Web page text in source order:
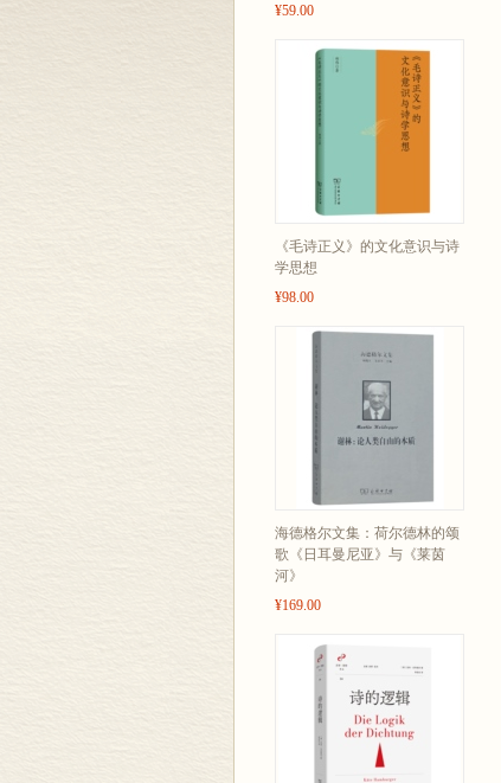
¥59.00
《毛诗正义》的文化意识与诗
学思想
¥98.00
海德格尔文集：荷尔德林的颂
歌《日耳曼尼亚》与《莱茵
河》
¥169.00